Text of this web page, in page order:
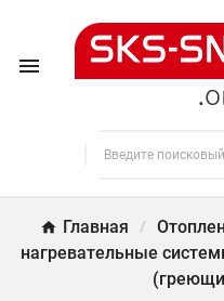

Главная
нагревательные